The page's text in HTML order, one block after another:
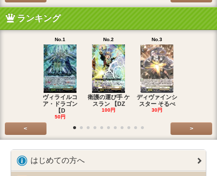
ランキング
No.1
ヴィライルコ
ア・ドラゴン
【D
50円
No.2
衛護の運び手 ケ
スラン 【DZ
100円
No.3
ディヴァインシ
スター そるべ
30円
< >
はじめての方へ